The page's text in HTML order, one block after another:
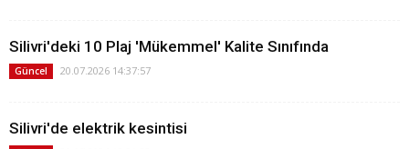
Silivri'deki 10 Plaj 'Mükemmel' Kalite Sınıfında
Güncel 20.07.2026 14:37:57
Silivri'de elektrik kesintisi